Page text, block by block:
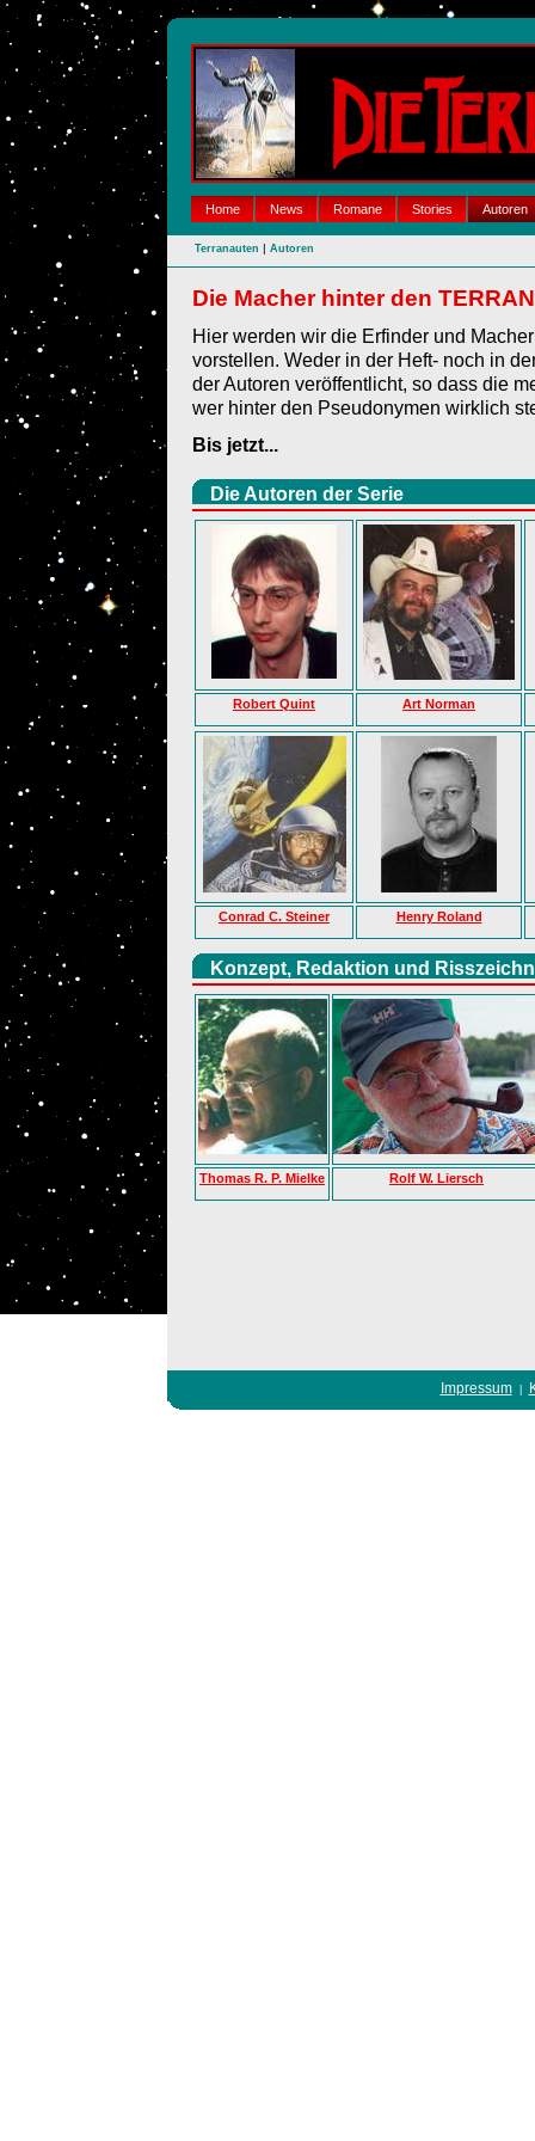
Home News Romane Stories Autoren
Terranauten | Autoren
Die Macher hinter den
Hier werden wir die Erfinder und
vorstellen. Weder in der Heft- noch in
der Autoren veröffentlicht, so dass die
wer hinter den Pseudonymen wirklich
Bis jetzt...
Die Autoren der Serie
Robert Quint Art Norman
Conrad C. Steiner Henry Roland
Konzept, Redaktion und
Thomas R. P. Mielke Rolf W. Liersch
Impressum